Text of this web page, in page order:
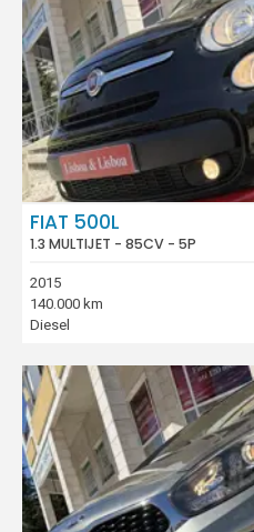
FIAT 500L
1.3 MULTIJET - 85CV - 5P
2015
140.000 km
Diesel